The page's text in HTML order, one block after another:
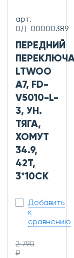
арт.
0Д-00000389
ПЕРЕДНИЙ
LTWOO
A7, FD-
V5010-L-
3, УН.
ТЯГА,
ХОМУТ
34.9,
42Т,
3*10СК
Добавить
к
сравнению
2 790
₽